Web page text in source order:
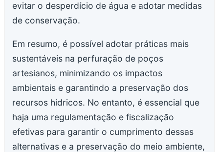
evitar o desperdício de água e adotar medidas
de conservação.
Em resumo, é possível adotar práticas mais
sustentáveis na perfuração de poços
artesianos, minimizando os impactos
ambientais e garantindo a preservação dos
recursos hídricos. No entanto, é essencial que
haja uma regulamentação e fiscalização
efetivas para garantir o cumprimento dessas
alternativas e a preservação do meio ambiente,